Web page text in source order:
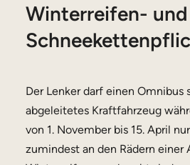
Winterreifen- und
Der Lenker darf einen Omnibus
abgeleitetes Kraftfahrzeug
von 1. November bis 15. April
zumindest an den Rädern einer